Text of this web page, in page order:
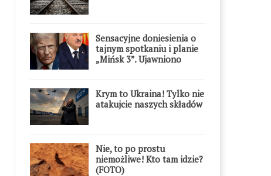
Sensacyjne doniesienia o
tajnym spotkaniu i planie
„Mińsk 3”. Ujawniono
Krym to Ukraina! Tylko nie
atakujcie naszych składów
Nie, to po prostu
niemożliwe! Kto tam idzie?
(FOTO)